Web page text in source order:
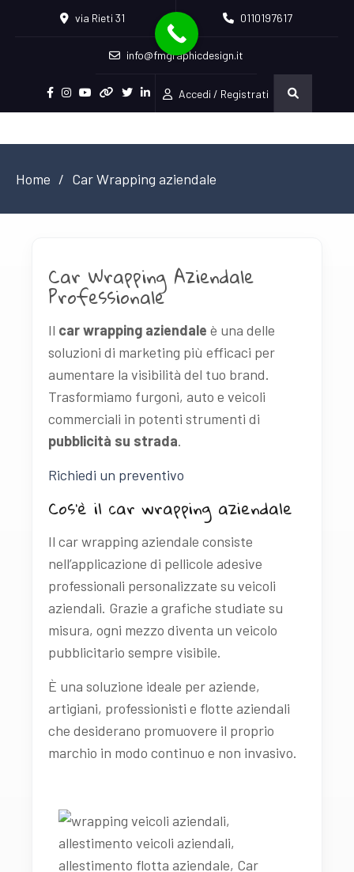
via Rieti 31 0110197617
info@fmgraphicdesign.it
Accedi / Registrati
Home Car Wrapping aziendale
Car Wrapping Aziendale
Professionale
Il car wrapping aziendale è una delle
soluzioni di marketing più efficaci per
aumentare la visibilità del tuo brand.
Trasformiamo furgoni, auto e veicoli
commerciali in potenti strumenti di
pubblicità su strada.
Richiedi un preventivo
Cos’è il car wrapping aziendale
Il car wrapping aziendale consiste
nell’applicazione di pellicole adesive
professionali personalizzate su veicoli
aziendali. Grazie a grafiche studiate su
misura, ogni mezzo diventa un veicolo
pubblicitario sempre visibile.
È una soluzione ideale per aziende,
artigiani, professionisti e flotte aziendali
che desiderano promuovere il proprio
marchio in modo continuo e non invasivo.